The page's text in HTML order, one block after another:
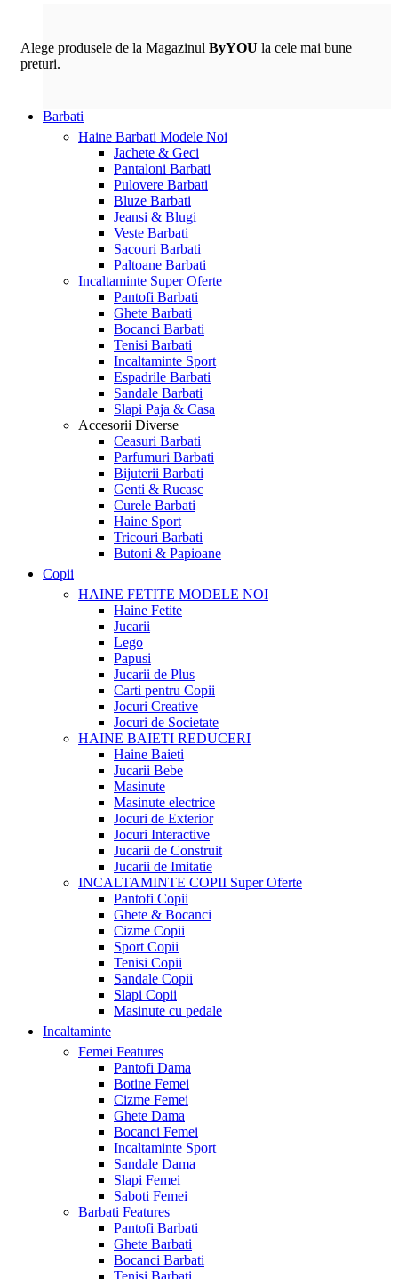
Alege produsele de la Magazinul ByYOU la cele mai bune
preturi.
Barbati
Haine Barbati Modele Noi
Jachete & Geci
Pantaloni Barbati
Pulovere Barbati
Bluze Barbati
Jeansi & Blugi
Veste Barbati
Sacouri Barbati
Paltoane Barbati
Incaltaminte Super Oferte
Pantofi Barbati
Ghete Barbati
Bocanci Barbati
Tenisi Barbati
Incaltaminte Sport
Espadrile Barbati
Sandale Barbati
Slapi Paja & Casa
Accesorii Diverse
Ceasuri Barbati
Parfumuri Barbati
Bijuterii Barbati
Genti & Rucasc
Curele Barbati
Haine Sport
Tricouri Barbati
Butoni & Papioane
Copii
HAINE FETITE MODELE NOI
Haine Fetite
Jucarii
Lego
Papusi
Jucarii de Plus
Carti pentru Copii
Jocuri Creative
Jocuri de Societate
HAINE BAIETI REDUCERI
Haine Baieti
Jucarii Bebe
Masinute
Masinute electrice
Jocuri de Exterior
Jocuri Interactive
Jucarii de Construit
Jucarii de Imitatie
INCALTAMINTE COPII Super Oferte
Pantofi Copii
Ghete & Bocanci
Cizme Copii
Sport Copii
Tenisi Copii
Sandale Copii
Slapi Copii
Masinute cu pedale
Incaltaminte
Femei Features
Pantofi Dama
Botine Femei
Cizme Femei
Ghete Dama
Bocanci Femei
Incaltaminte Sport
Sandale Dama
Slapi Femei
Saboti Femei
Barbati Features
Pantofi Barbati
Ghete Barbati
Bocanci Barbati
Tenisi Barbati